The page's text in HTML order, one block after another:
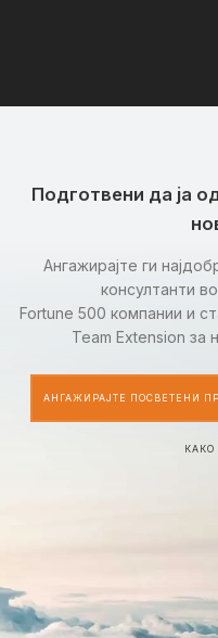
Подготвени да ја
Ангажирајте ги
консултанти
Fortune 500 компании и
Team Extension за
АНГАЖИРАЈТЕ ПОСВЕТЕНИ